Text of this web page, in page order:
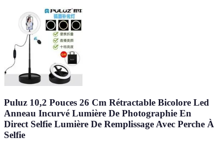
Puluz 10,2 Pouces 26 Cm Rétractable Bicolore Led
Anneau Incurvé Lumière De Photographie En
Direct Selfie Lumière De Remplissage Avec Perche À
Selfie